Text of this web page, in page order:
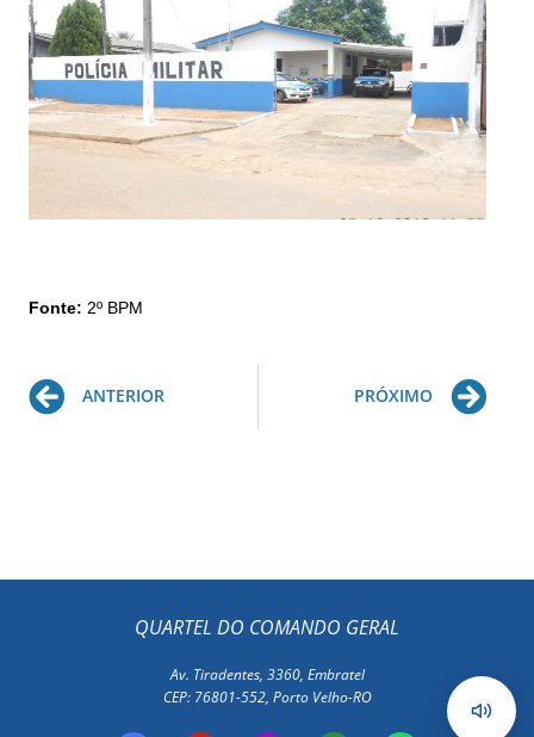
Fonte: 2º BPM
Prev
ANTERIOR PRÓXIMO
QUARTEL DO COMANDO GERAL
Av. Tiradentes, 3360, Embratel
CEP: 76801-552, Porto Velho-RO